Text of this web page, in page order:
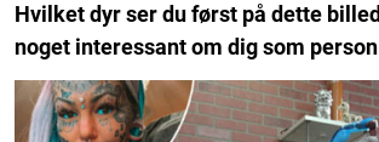
Hvilket dyr ser du først på dette
noget interessant om dig som person